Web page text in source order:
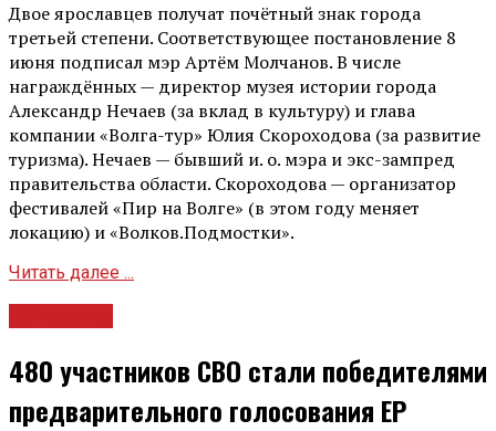
Двое ярославцев получат почётный знак города
третьей степени. Соответствующее постановление 8
июня подписал мэр Артём Молчанов. В числе
награждённых — директор музея истории города
Александр Нечаев (за вклад в культуру) и глава
компании «Волга-тур» Юлия Скороходова (за развитие
туризма). Нечаев — бывший и. о. мэра и экс-зампред
правительства области. Скороходова — организатор
фестивалей «Пир на Волге» (в этом году меняет
локацию) и «Волков.Подмостки».
Читать далее ...
480 участников СВО стали победителями
предварительного голосования ЕР